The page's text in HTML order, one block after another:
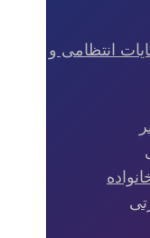
انتظامی و